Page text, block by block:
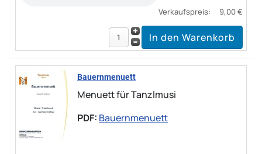
Verkaufspreis: 9,00 €
Bauernmenuett
Menuett für Tanzlmusi
PDF: Bauernmenuett